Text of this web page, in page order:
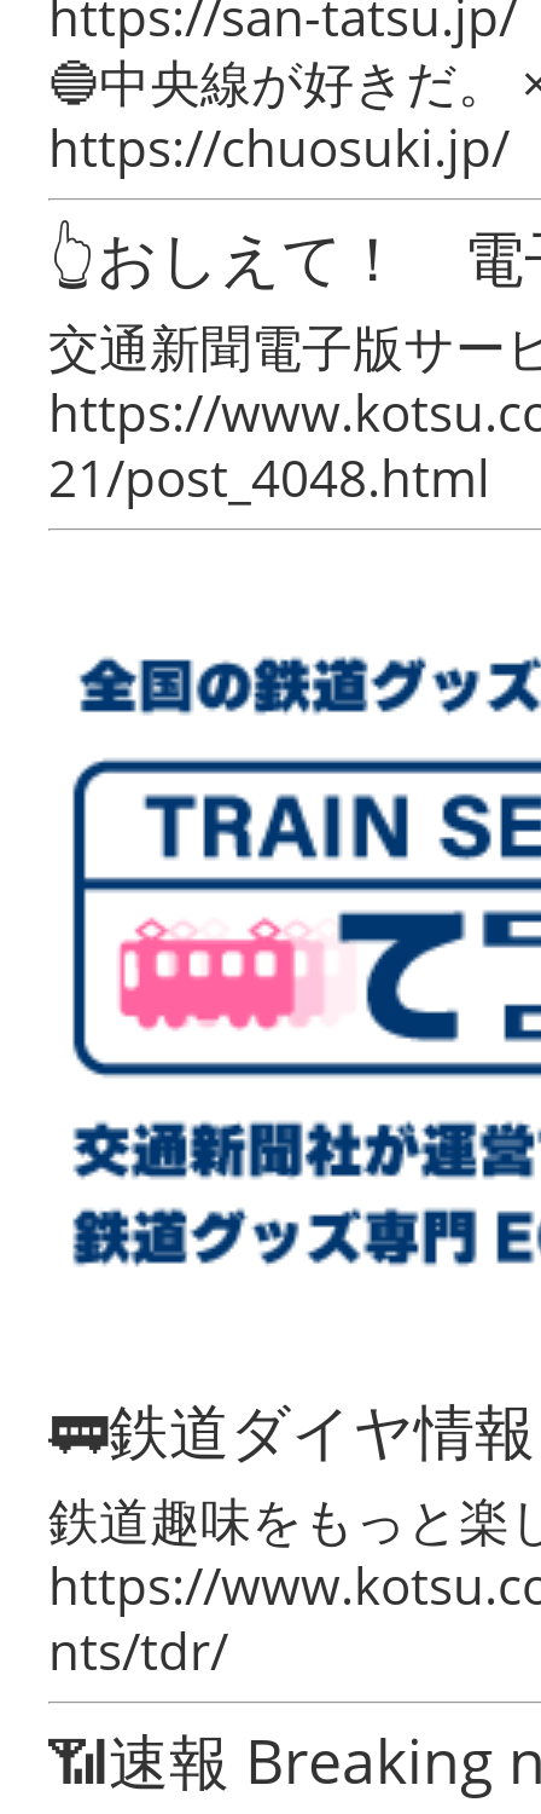
https://san-tatsu.jp/
🔵中央線が好きだ。
https://chuosuki.jp/
👆おしえて！ 電
交通新聞電子版サー
https://
21/post_4048.html
🚃鉄道ダイヤ情
鉄道趣味をもっと楽
https://
nts/tdr/
📶速報 Breaking